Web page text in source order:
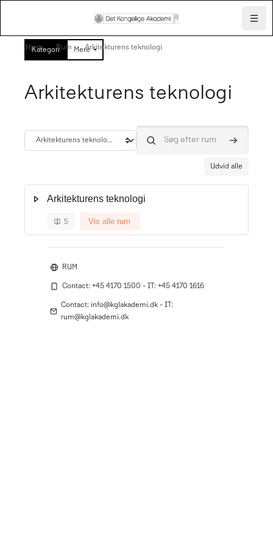
Hjem Rum Arkitekturens teknologi
Kategori Mere
Arkitekturens teknologi
Kategori Søg efter rum Søg efter
Udvid alle
Arkitekturens teknologi
5 Vis alle rum
RUM
Contact: +45 4170 1500 - IT: +45 4170 1616
Contact: info@kglakademi.dk - IT:
rum@kglakademi.dk